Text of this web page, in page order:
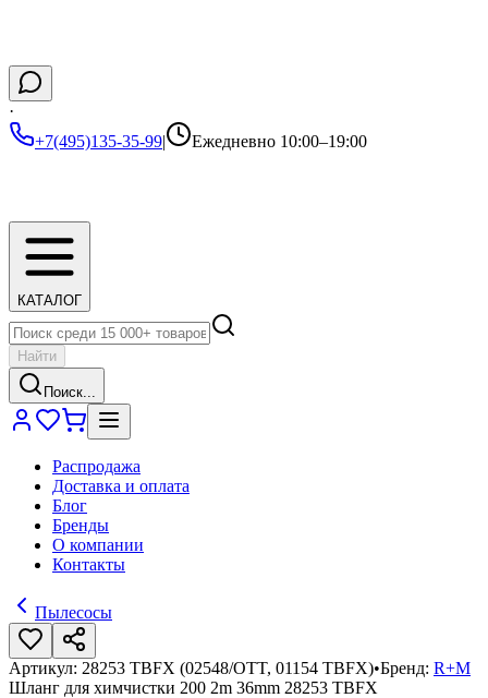
·
+7(495)135-35-99| Ежедневно 10:00–19:00
КАТАЛОГ
Найти
Поиск...
Распродажа
Доставка и оплата
Блог
Бренды
О компании
Контакты
Пылесосы
Артикул: 28253 TBFX (02548/OTT, 01154 TBFX)•Бренд: R+M
Шланг для химчистки 200 2m 36mm 28253 TBFX